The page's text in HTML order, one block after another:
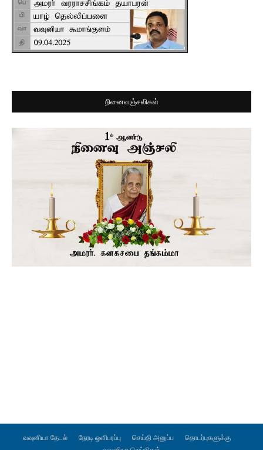
நினைவஞ்சலிகள்
வவுனியா தேடல் நேரடி ஒளிபரப்பு செய்தி அனுப்ப
தொடர்புகளுக்கு